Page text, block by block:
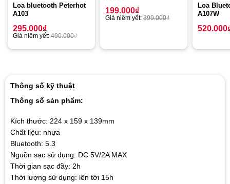
Loa bluetooth Peterhot
A103
295.000₫
Giá niêm yết: 490.000₫
199.000₫
Giá niêm yết: 399.000₫
Loa
A107W
520.000
Thông số kỹ thuật
Thông số sản phẩm:
Kích thước: 224 x 159 x 139mm
Chất liệu: nhựa
Bluetooth: 5.3
Nguồn sạc sử dụng: DC 5V/2A MAX
Thời gian sạc đầy: 2h
Thời lượng sử dụng: lên tới 15h